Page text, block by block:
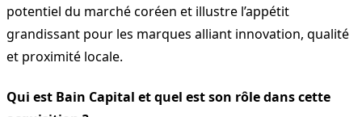
potentiel du marché coréen et illustre l’appétit
grandissant pour les marques alliant innovation, qualité
et proximité locale.
Qui est Bain Capital et quel est son rôle dans cette